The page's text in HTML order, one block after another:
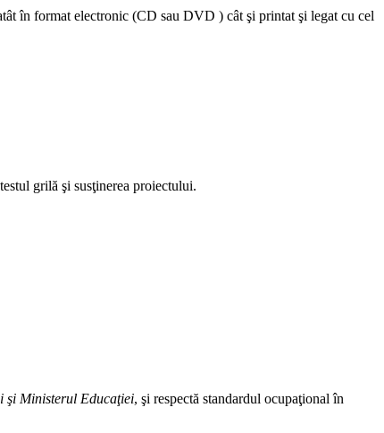
în format electronic (CD sau DVD ) cât şi printat şi legat cu cel
grilă şi susţinerea proiectului.
şi Ministerul Educaţiei, şi respectă standardul ocupaţional în